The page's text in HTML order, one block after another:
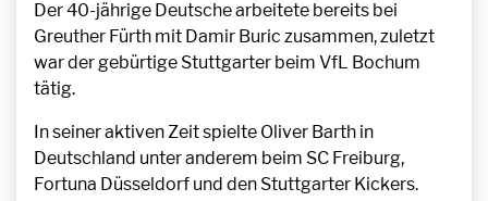
Der 40-jährige Deutsche arbeitete bereits bei
Greuther Fürth mit Damir Buric zusammen, zuletzt
war der gebürtige Stuttgarter beim VfL Bochum
tätig.
In seiner aktiven Zeit spielte Oliver Barth in
Deutschland unter anderem beim SC Freiburg,
Fortuna Düsseldorf und den Stuttgarter Kickers.